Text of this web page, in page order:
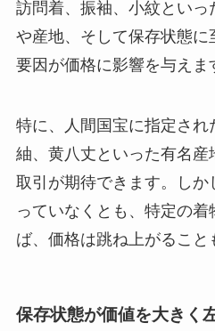
訪問着、振袖、小紋といっ
や産地、そして保存状態に
要因が価格に影響を与えま
特に、人間国宝に指定され
紬、黄八丈といった有名
取引が期待できます。しか
っていなくとも、特定の
ば、価格は跳ね上がること
保存状態が価値を大きく